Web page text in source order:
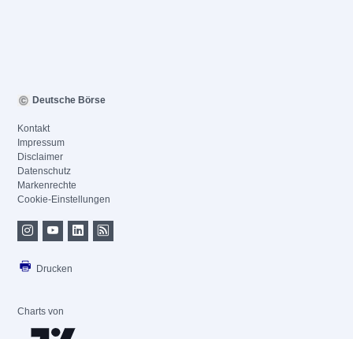
Deutsche Börse
Kontakt
Impressum
Disclaimer
Datenschutz
Markenrechte
Cookie-Einstellungen
Drucken
Charts von